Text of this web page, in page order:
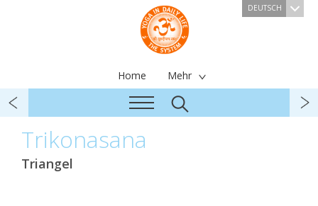
DEUTSCH
Home Mehr
Trikonasana
Triangel